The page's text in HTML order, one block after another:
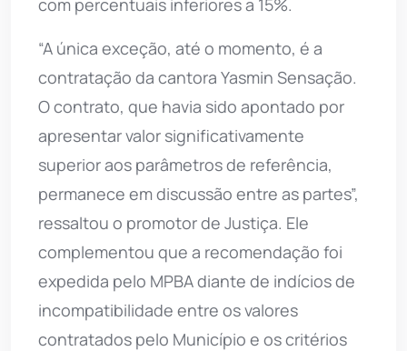
“A única exceção, até o momento, é a
contratação da cantora Yasmin Sensação.
O contrato, que havia sido apontado por
apresentar valor significativamente
superior aos parâmetros de referência,
permanece em discussão entre as partes”,
ressaltou o promotor de Justiça. Ele
complementou que a recomendação foi
expedida pelo MPBA diante de indícios de
incompatibilidade entre os valores
contratados pelo Município e os critérios